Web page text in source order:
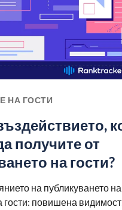
НА ГОСТИ
получите от
на гости?
на публикуването на
гости: повишена